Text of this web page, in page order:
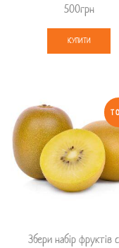
500грн
КУПИТИ
Збери набір фруктів